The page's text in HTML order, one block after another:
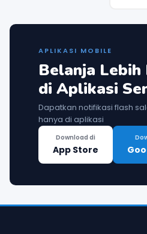
APLIKASI MOBILE
Belanja Lebih
di Aplikasi
Dapatkan notifikasi flash
hanya di aplikasi
Download di
App Store